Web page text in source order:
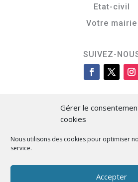
Gérer le
cookies
Nous utilisons des cookies pour optimiser
service.
Accepter
Etat-civil
Votre mairie
SUIVEZ-
Cità di